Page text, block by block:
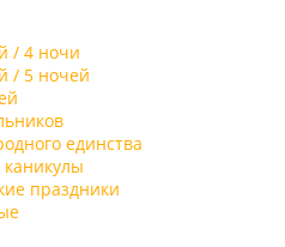
/ 4 ночи
/ 5 ночей
единства
праздники